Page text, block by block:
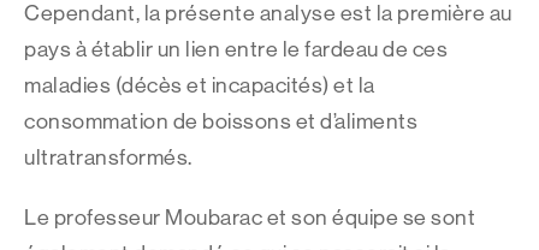
Cependant, la présente analyse est la première au
pays à établir un lien entre le fardeau de ces
maladies (décès et incapacités) et la
consommation de boissons et d’aliments
ultratransformés.
Le professeur Moubarac et son équipe se sont